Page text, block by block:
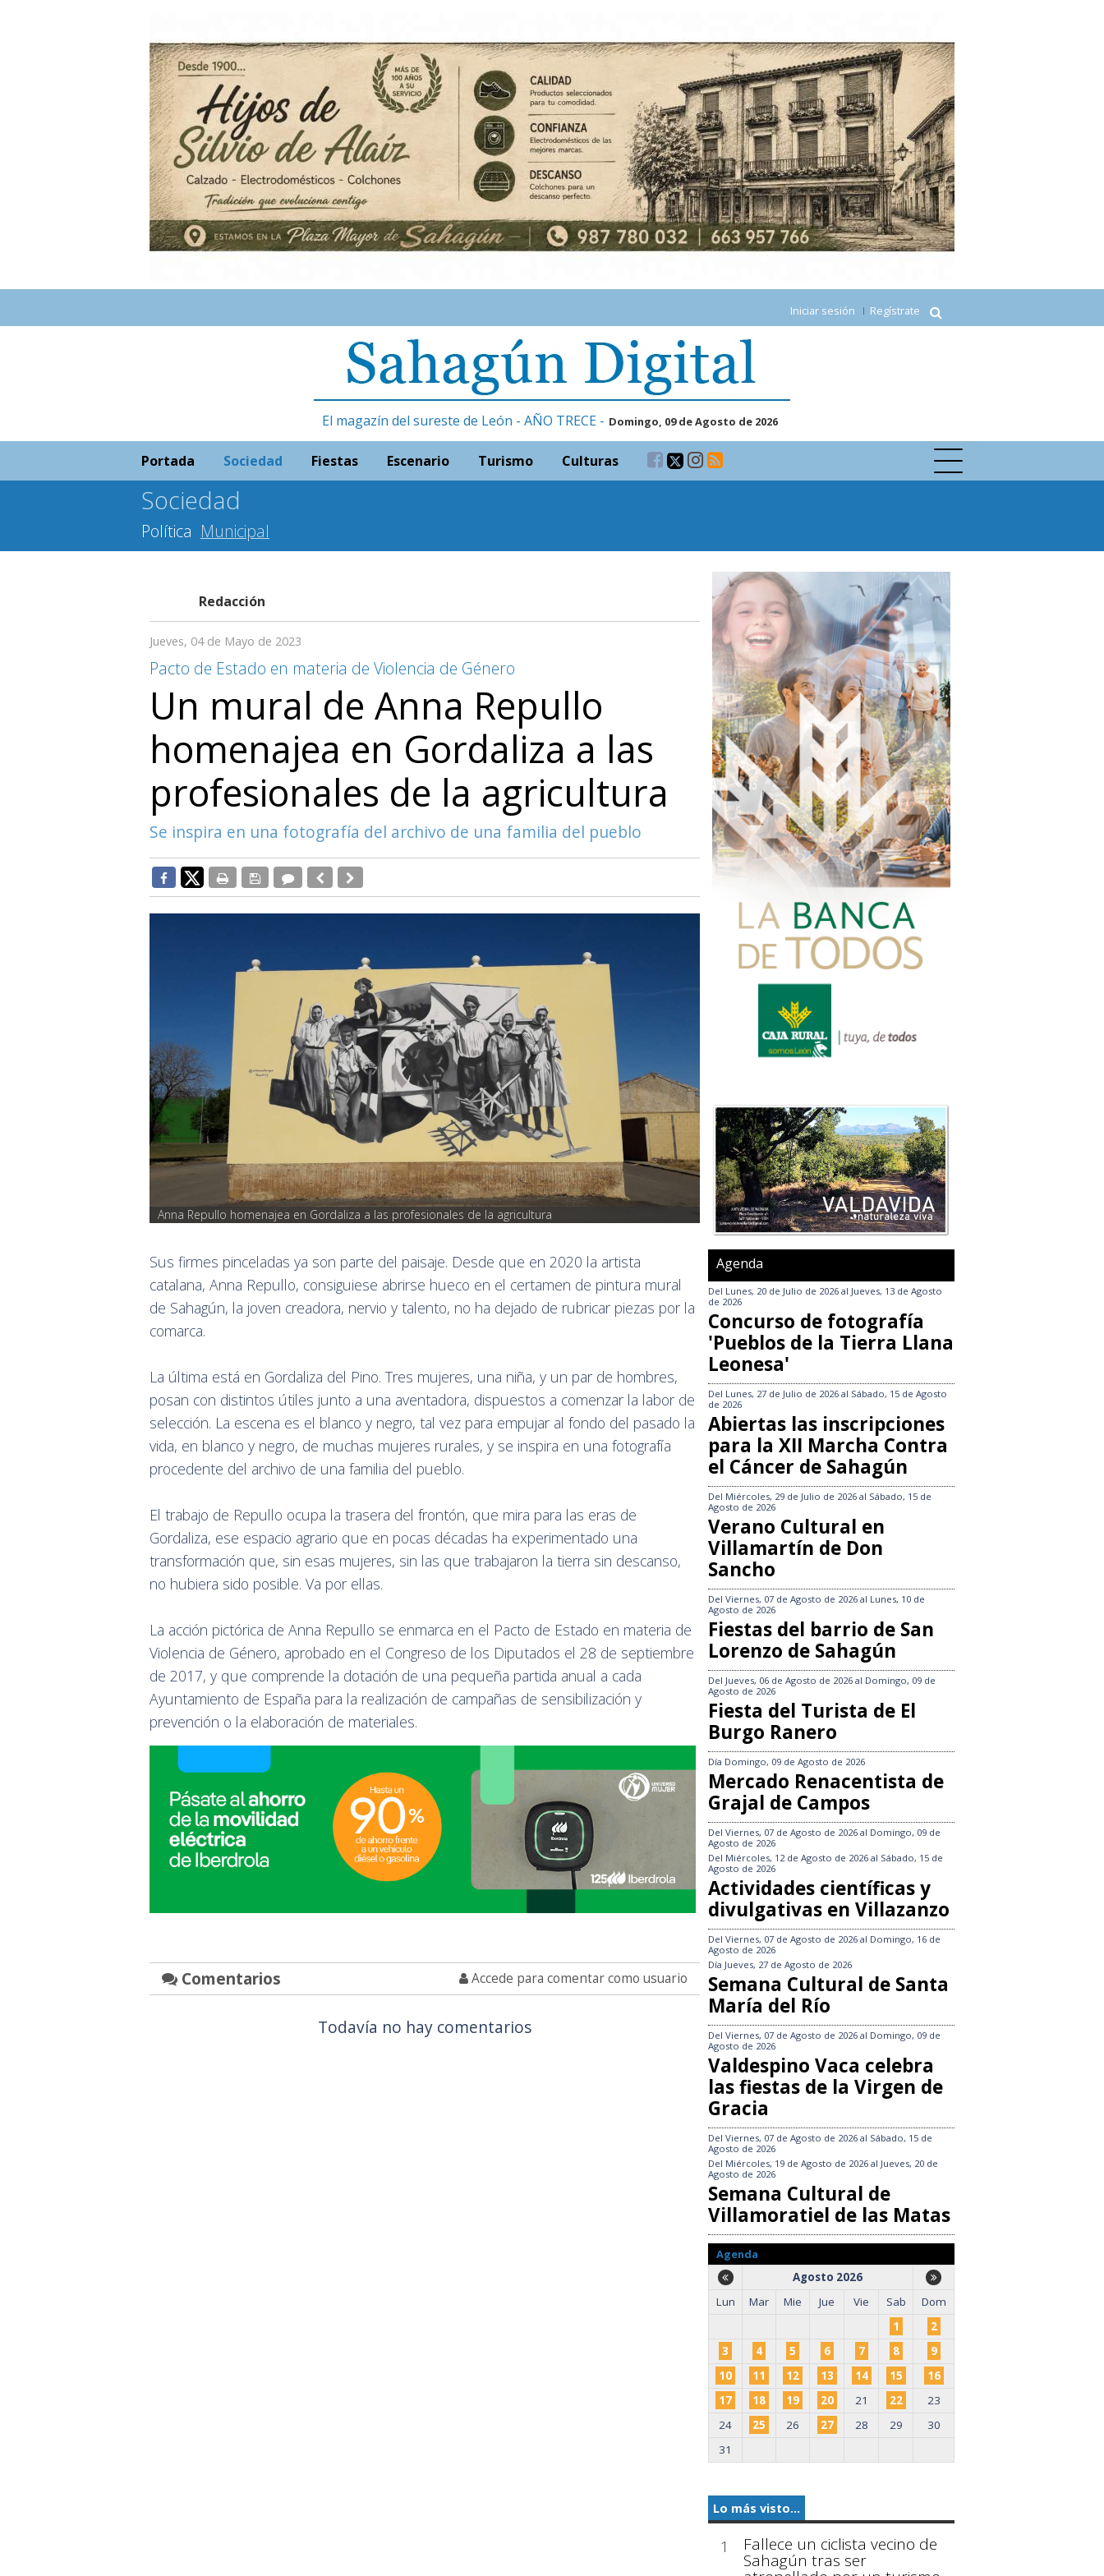
Iniciar sesión Regístrate
El magazín del sureste de León - AÑO TRECE - Domingo, 09 de Agosto de 2026
Portada Sociedad Fiestas Escenario Turismo Culturas
Sociedad
Política Municipal
Redacción
Jueves, 04 de Mayo de 2023
Pacto de Estado en materia de Violencia de Género
Un mural de Anna Repullo
homenajea en Gordaliza a las
profesionales de la agricultura
Se inspira en una fotografía del archivo de una familia del pueblo
Anna Repullo homenajea en Gordaliza a las profesionales de la agricultura
Sus firmes pinceladas ya son parte del paisaje. Desde que en 2020 la artista
catalana, Anna Repullo, consiguiese abrirse hueco en el certamen de pintura mural
de Sahagún, la joven creadora, nervio y talento, no ha dejado de rubricar piezas por la
comarca.
La última está en Gordaliza del Pino. Tres mujeres, una niña, y un par de hombres,
posan con distintos útiles junto a una aventadora, dispuestos a comenzar la labor de
selección. La escena es el blanco y negro, tal vez para empujar al fondo del pasado la
vida, en blanco y negro, de muchas mujeres rurales, y se inspira en una fotografía
procedente del archivo de una familia del pueblo.
El trabajo de Repullo ocupa la trasera del frontón, que mira para las eras de
Gordaliza, ese espacio agrario que en pocas décadas ha experimentado una
transformación que, sin esas mujeres, sin las que trabajaron la tierra sin descanso,
no hubiera sido posible. Va por ellas.
La acción pictórica de Anna Repullo se enmarca en el Pacto de Estado en materia de
Violencia de Género, aprobado en el Congreso de los Diputados el 28 de septiembre
de 2017, y que comprende la dotación de una pequeña partida anual a cada
Ayuntamiento de España para la realización de campañas de sensibilización y
prevención o la elaboración de materiales.
Comentarios Accede para comentar como usuario
Todavía no hay comentarios
Agenda
Del Lunes, 20 de Julio de 2026 al Jueves, 13 de Agosto
de 2026
Concurso de fotografía
'Pueblos de la Tierra Llana
Leonesa'
Del Lunes, 27 de Julio de 2026 al Sábado, 15 de Agosto
de 2026
Abiertas las inscripciones
para la XII Marcha Contra
el Cáncer de Sahagún
Del Miércoles, 29 de Julio de 2026 al Sábado, 15 de
Agosto de 2026
Verano Cultural en
Villamartín de Don
Sancho
Del Viernes, 07 de Agosto de 2026 al Lunes, 10 de
Agosto de 2026
Fiestas del barrio de San
Lorenzo de Sahagún
Del Jueves, 06 de Agosto de 2026 al Domingo, 09 de
Agosto de 2026
Fiesta del Turista de El
Burgo Ranero
Día Domingo, 09 de Agosto de 2026
Mercado Renacentista de
Grajal de Campos
Del Viernes, 07 de Agosto de 2026 al Domingo, 09 de
Agosto de 2026
Del Miércoles, 12 de Agosto de 2026 al Sábado, 15 de
Agosto de 2026
Actividades científicas y
divulgativas en Villazanzo
Del Viernes, 07 de Agosto de 2026 al Domingo, 16 de
Agosto de 2026
Día Jueves, 27 de Agosto de 2026
Semana Cultural de Santa
María del Río
Del Viernes, 07 de Agosto de 2026 al Domingo, 09 de
Agosto de 2026
Valdespino Vaca celebra
las fiestas de la Virgen de
Gracia
Del Viernes, 07 de Agosto de 2026 al Sábado, 15 de
Agosto de 2026
Del Miércoles, 19 de Agosto de 2026 al Jueves, 20 de
Agosto de 2026
Semana Cultural de
Villamoratiel de las Matas
Agenda
Agosto 2026
Lun
Mar Mie Jue Vie Sab
Dom
1
2
3
4 5 6 7 8
9
10
11 12 13 14 15
16
17
18 19 20 21 22
23
24
25 26 27 28 29
30
31
Lo más visto...
1 Fallece un ciclista vecino de
Sahagún tras ser